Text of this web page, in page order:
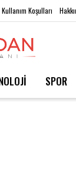
Kullanım Koşulları
SPOR